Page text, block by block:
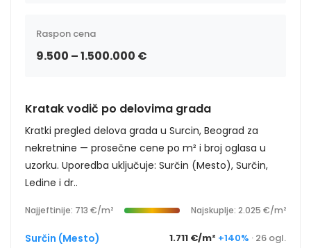
Raspon cena
9.500 – 1.500.000 €
Kratak vodič po delovima grada
Kratki pregled delova grada u Surcin, Beograd za
nekretnine — prosečne cene po m² i broj oglasa u
uzorku. Uporedba uključuje: Surčin (Mesto), Surčin,
Ledine i dr..
Najjeftinije: 713 €/m² Najskuplje: 2.025 €/m²
Surčin (Mesto) 1.711 €/m² +140% · 26 ogl.